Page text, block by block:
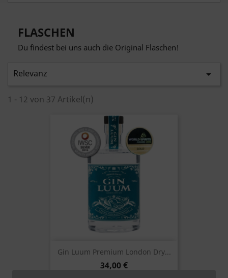
FLASCHEN
Du findest bei uns auch die Original Flaschen!
Relevanz 
1 - 12 von 37 Artikel(n)
Gin Luum Premium London Dry...
34,00 €